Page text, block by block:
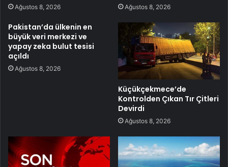
Ağustos 8, 2026 Ağustos 8, 2026
Pakistan’da ülkenin en
büyük veri merkezi ve
yapay zeka bulut tesisi
açıldı
Ağustos 8, 2026
Küçükçekmece’de
Kontrolden Çıkan Tır Çitleri
Devirdi
Ağustos 8, 2026